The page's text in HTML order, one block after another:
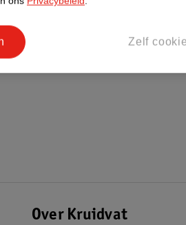
Over Kruidvat
Zelf